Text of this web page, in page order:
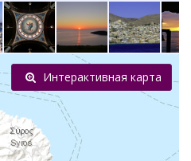
Интерактивная карта